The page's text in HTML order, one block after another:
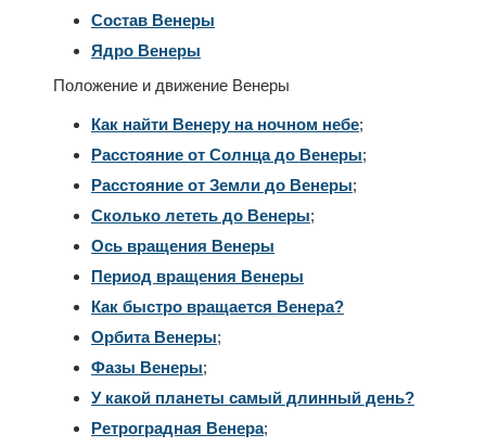
Состав Венеры
Ядро Венеры
Положение и движение Венеры
Как найти Венеру на ночном небе;
Расстояние от Солнца до Венеры;
Расстояние от Земли до Венеры;
Сколько лететь до Венеры;
Ось вращения Венеры
Период вращения Венеры
Как быстро вращается Венера?
Орбита Венеры;
Фазы Венеры;
У какой планеты самый длинный день?
Ретроградная Венера;